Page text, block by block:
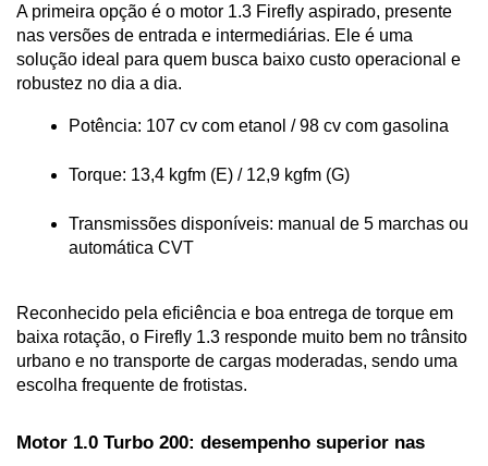
A primeira opção é o motor 1.3 Firefly aspirado, presente
nas versões de entrada e intermediárias. Ele é uma
solução ideal para quem busca baixo custo operacional e
robustez no dia a dia.
Potência: 107 cv com etanol / 98 cv com gasolina
Torque: 13,4 kgfm (E) / 12,9 kgfm (G)
Transmissões disponíveis: manual de 5 marchas ou
automática CVT
Reconhecido pela eficiência e boa entrega de torque em
baixa rotação, o Firefly 1.3 responde muito bem no trânsito
urbano e no transporte de cargas moderadas, sendo uma
escolha frequente de frotistas.
Motor 1.0 Turbo 200: desempenho superior nas